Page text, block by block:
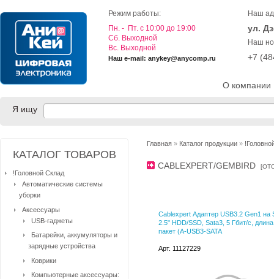
О компании
Режим работы:
Пн. - Пт. с 10:00 до 19:00
Cб. Выходной
Вс. Выходной
Наш e-mail: anykey@anycomp.ru
Наш
ул.
Наш
+7
Я ищу
Главная » Каталог продукции »
CABLEXPERT/GEMBIRD [
Cablexpert Адаптер USB3.2 Gen1 на
2.5" HDD/SSD, Sata3, 5 Гбит/с,
пакет (A-USB3-SATA
Арт. 11127229
КАТАЛОГ ТОВАРОВ
!Головной Склад
Автоматические системы
уборки
Аксессуары
USB-гаджеты
Батарейки, аккумуляторы и
зарядные устройства
Коврики
Компьютерные аксессуары: